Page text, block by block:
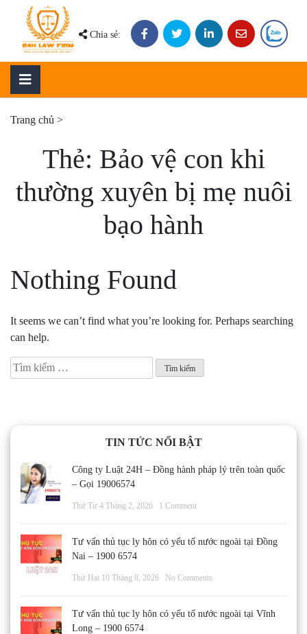
content
Chia sẻ:
Trang chủ >
Thẻ: Bảo vệ con khi
thường xuyên bị mẹ nuôi
bạo hành
Nothing Found
It seems we can’t find what you’re looking for. Perhaps searching
can help.
Tìm
kiếm
TIN TỨC NỔI BẬT
Công ty Luật 24H – Đồng hành pháp lý trên toàn quốc
– Gọi 19006574
Thứ Tư 4 Tháng 2, 2026 1 Comment
Tư vấn thủ tục ly hôn có yếu tố nước ngoài tại Đồng
Nai – 1900 6574
Thứ Hai 10 Tháng 8, 2026 No Comments
Tư vấn thủ tục ly hôn có yếu tố nước ngoài tại Vĩnh
Long – 1900 6574